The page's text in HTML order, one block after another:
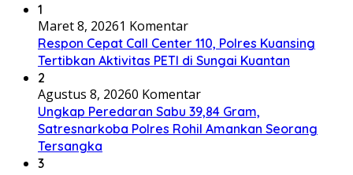
1
Maret 8, 20261 Komentar
Respon Cepat Call Center 110, Polres Kuansing
Tertibkan Aktivitas PETI di Sungai Kuantan
2
Agustus 8, 20260 Komentar
Ungkap Peredaran Sabu 39,84 Gram,
Satresnarkoba Polres Rohil Amankan Seorang
Tersangka
3